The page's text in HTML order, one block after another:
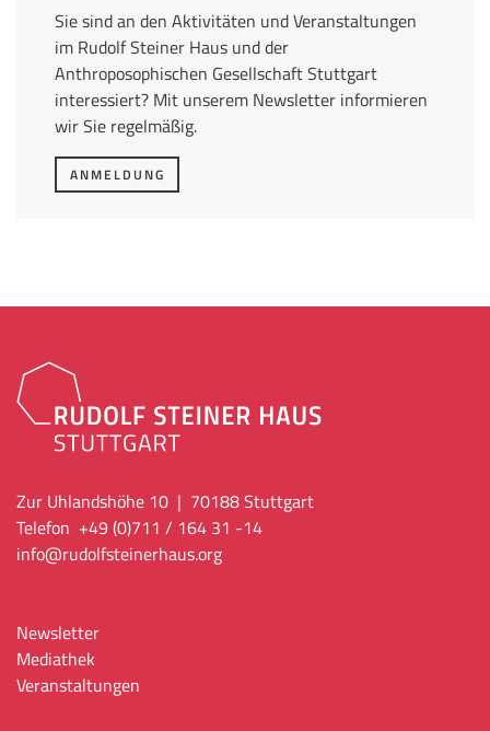
Sie sind an den Aktivitäten und Veranstaltungen
im Rudolf Steiner Haus und der
Anthroposophischen Gesellschaft Stuttgart
interessiert? Mit unserem Newsletter informieren
wir Sie regelmäßig.
ANMELDUNG
Zur Uhlandshöhe 10 | 70188 Stuttgart
Telefon +49 (0)711 / 164 31 -14
info@rudolfsteinerhaus.org
Newsletter
Mediathek
Veranstaltungen